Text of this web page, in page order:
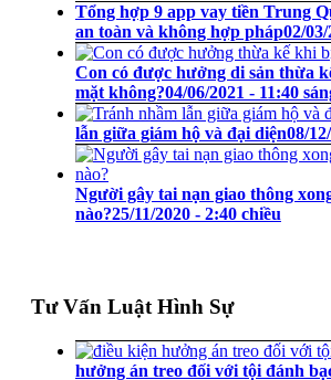
Tổng hợp 9 app vay tiền Trung
an toàn và không hợp pháp02/
Con có được hưởng di sản thừa
mặt không?04/06/2021 - 11:40
lẫn giữa giám hộ và đại diện08/
Người gây tai nạn giao thông
nào?25/11/2020 - 2:40 chiều
Tư Vấn Luật Hình Sự
hưởng án treo đối với tội đánh